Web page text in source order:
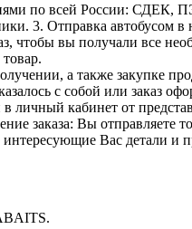
по всей России: СДЕК,
3. Отправка автобусом в
чтобы вы получали все
а также закупке
с собой или заказ
личный кабинет от
заказа: Вы отправляете
Вас детали и